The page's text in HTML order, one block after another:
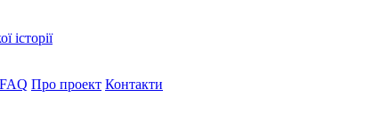
історії
FAQ Про проект Контакти